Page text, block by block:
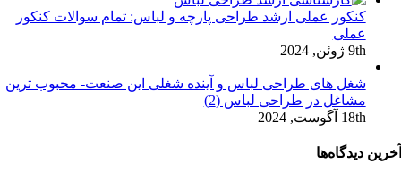
کنکور عملی ارشد طراحی پارچه و لباس: تمام سوالات کنکور
عملی
9th ژوئن, 2024
شغل های طراحی لباس و آینده شغلی این صنعت- محبوب ترین
مشاغل در طراحی لباس (2)
18th آگوست, 2024
آخرین دیدگاه‌ها